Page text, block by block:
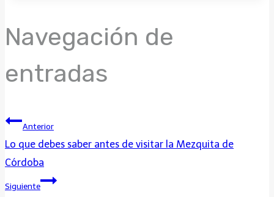
Navegación de
entradas
Anterior
Lo que debes saber antes de visitar la Mezquita de
Córdoba
Siguiente